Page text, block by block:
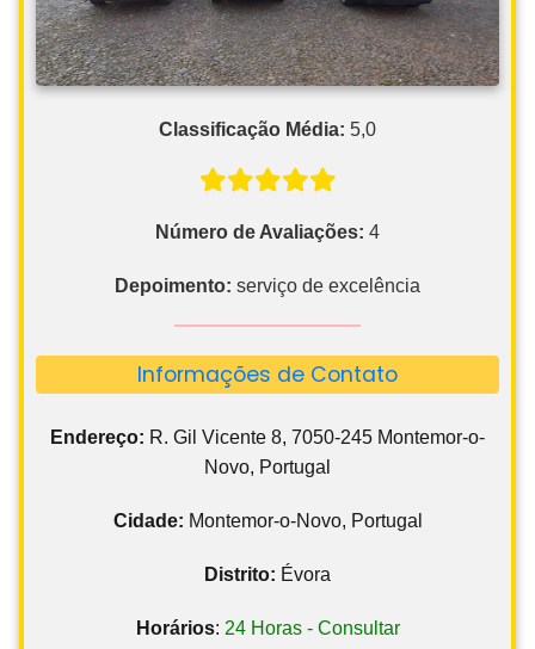
Classificação Média: 5,0
Número de Avaliações: 4
Depoimento: serviço de excelência
Informações de Contato
Endereço: R. Gil Vicente 8, 7050-245 Montemor-o-
Novo, Portugal
Cidade: Montemor-o-Novo, Portugal
Distrito: Évora
Horários: 24 Horas - Consultar